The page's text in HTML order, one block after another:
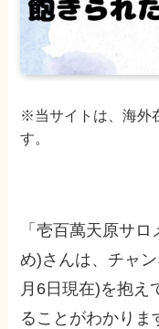
※当サイトは、海外
す。
「壱百萬天原サ
め)さんは、チャ
月6日現在)を抱え
ることがわかりま